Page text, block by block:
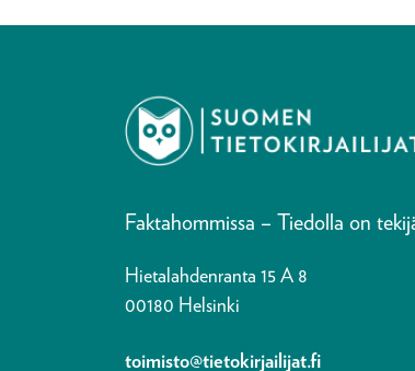
Faktahommissa – Tiedolla on
Hietalahdenranta 15 A 8
00180 Helsinki
toimisto@tietokirjailijat.fi